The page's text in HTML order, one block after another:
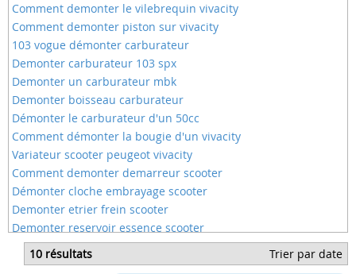
Comment demonter le vilebrequin vivacity
Comment demonter piston sur vivacity
103 vogue démonter carburateur
Demonter carburateur 103 spx
Demonter un carburateur mbk
Demonter boisseau carburateur
Démonter le carburateur d'un 50cc
Comment démonter la bougie d'un vivacity
Variateur scooter peugeot vivacity
Comment demonter demarreur scooter
Démonter cloche embrayage scooter
Demonter etrier frein scooter
Demonter reservoir essence scooter
Démonter roue avant scooter
Demonter un scooter keeway
10 résultats Trier par date